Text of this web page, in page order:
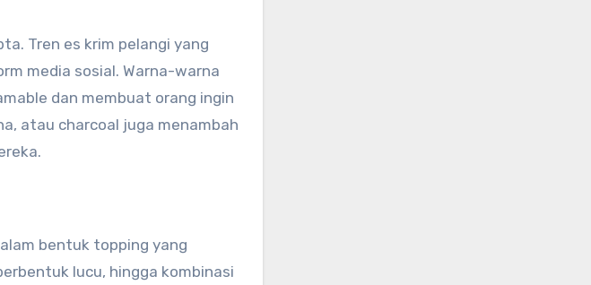
Tren es krim pelangi yang
media sosial. Warna-warna
dan membuat orang ingin
atau charcoal juga menambah
bentuk topping yang
lucu, hingga kombinasi